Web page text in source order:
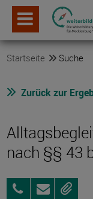
Startseite Suche
Zurück zur
nach §§ 43
015146332290
AnfragenMerken